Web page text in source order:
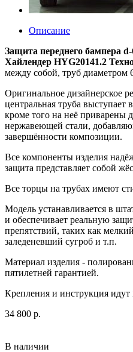
Описание
Защита переднего бампера
Хайлендер HYG20141.2
между собой, труб диаметром
Оригинальное дизайнерское
центральная труба выступает
кроме того на неё приварены
нержавеющей стали,
завершённости композиции.
Все компоненты изделия
защита представляет собой
Все торцы на трубах имеют
Модель устанавливается в
и обеспечивает реальную
препятствий, таких как
заледеневший сугроб и т.п.
Материал изделия -
пятилетней гарантией.
Крепления и инструкция идут
34 800 р.
В наличии